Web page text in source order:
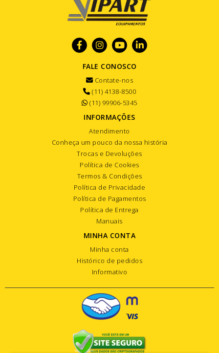
FALE CONOSCO
Contate-nos
(11) 4138-8500
(11) 99906-5345
INFORMAÇÕES
Atendimento
Conheça um pouco da nossa história
Trocas e Devoluções
Política de Cookies
Termos & Condições
Política de Privacidade
Política de Pagamentos
Política de Entrega
Manuais
MINHA CONTA
Minha conta
Histórico de pedidos
Informativo